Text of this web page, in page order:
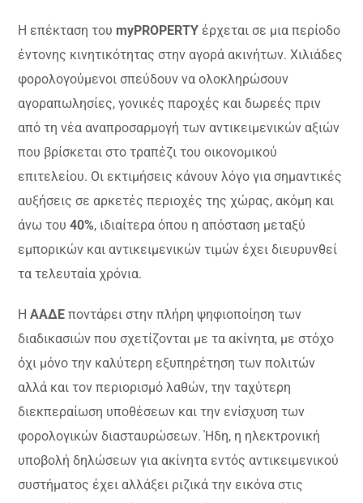
Η επέκταση του myPROPERTYέρχεται σε μια περίοδο
έντονης κινητικότητας στην αγορά ακινήτων. Χιλιάδες
φορολογούμενοι σπεύδουν να ολοκληρώσουν
αγοραπωλησίες, γονικές παροχές και δωρεές πριν
από τη νέα αναπροσαρμογή των αντικειμενικών αξιών
που βρίσκεται στο τραπέζι του οικονομικού
επιτελείου. Οι εκτιμήσεις κάνουν λόγο για σημαντικές
αυξήσεις σε αρκετές περιοχές της χώρας, ακόμη και
άνω του40%, ιδιαίτερα όπου η απόσταση μεταξύ
εμπορικών και αντικειμενικών τιμών έχει διευρυνθεί
τα τελευταία χρόνια.
ΗΑΑΔΕποντάρει στην πλήρη ψηφιοποίηση των
διαδικασιών που σχετίζονται με τα ακίνητα, με στόχο
όχι μόνο την καλύτερη εξυπηρέτηση των πολιτών
αλλά και τον περιορισμό λαθών, την ταχύτερη
διεκπεραίωση υποθέσεων και την ενίσχυση των
φορολογικών διασταυρώσεων. Ήδη, η ηλεκτρονική
υποβολή δηλώσεων για ακίνητα εντός αντικειμενικού
συστήματος έχει αλλάξει ριζικά την εικόνα στις